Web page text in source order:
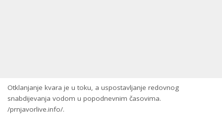
Otklanjanje kvara je u toku, a uspostavljanje redovnog
snabdijevanja vodom u popodnevnim časovima.
/prnjavorlive.info/.